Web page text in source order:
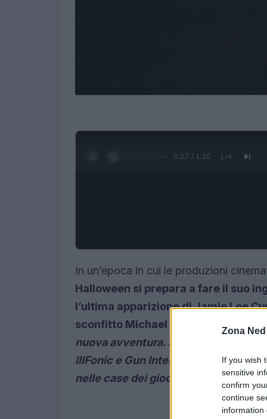
Zona Ned
If you wish
sensitive
confirm
continue
information
0:28 / 1:20 1 /4
In un’epoca in cui le produzioni
Halloween si prepara a fare il suo
l’ultima apparizione diJamie Lee
sconfitto Michael Myers in
nuova avventura. Il prossimo anno,
IllFonice Gun Interactive promette
nelle case dei giocatori.